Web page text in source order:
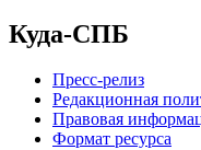
Куда-СПБ
Пресс-релиз
Редакционная
Правовая
Формат ресурса